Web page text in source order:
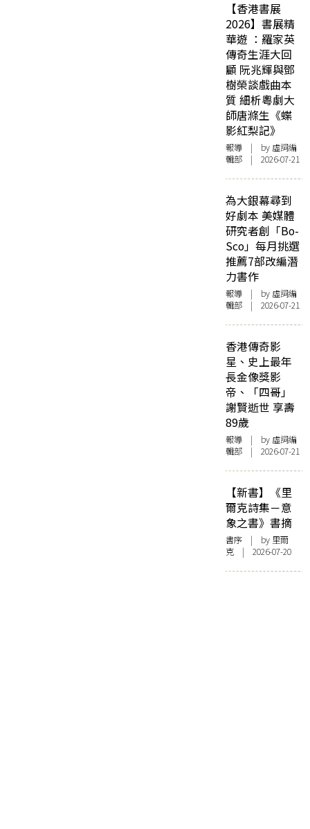
【香港書展
2026】書展精
華遊 ：羅家英
傳奇生涯大回
顧 阮兆輝與鄧
樹榮談戲曲本
質 細析粵劇大
師唐滌生《蝶
影紅梨記》
報導 | by 虛詞編
輯部 | 2026-07-21
為大銀幕尋到
好劇本 美媒體
研究者創「Bo-
Sco」每月挑選
推薦7部改編潛
力書作
報導 | by 虛詞編
輯部 | 2026-07-21
香港傳奇影
星、史上最年
長金像獎影
帝、「四哥」
謝賢逝世 享壽
89歲
報導 | by 虛詞編
輯部 | 2026-07-21
【新書】《里
爾克詩集－意
象之書》書摘
書序 | by 里爾
克 | 2026-07-20